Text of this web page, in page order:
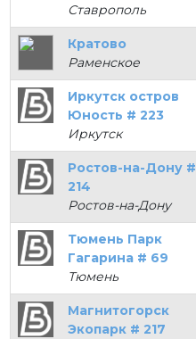
Ставрополь
Кратово
Раменское
Иркутск остров
Юность # 223
Иркутск
Ростов-на-Дону #
214
Ростов-на-Дону
Тюмень Парк
Гагарина # 69
Тюмень
Магнитогорск
Экопарк # 217